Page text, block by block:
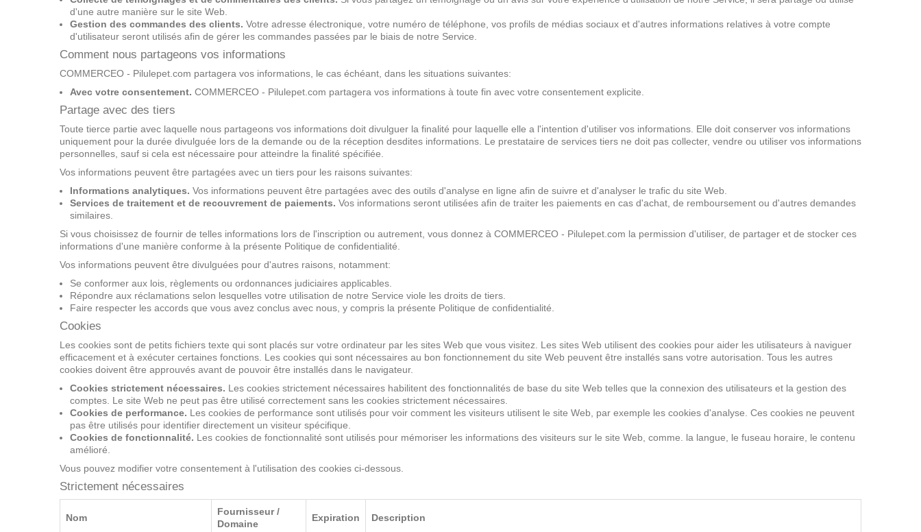
d'une autre manière sur le site Web.
Gestion des commandes des clients. Votre adresse électronique, votre numéro de téléphone, vos profils de médias sociaux et d'autres informations relatives à votre compte
d'utilisateur seront utilisés afin de gérer les commandes passées par le biais de notre Service.
Comment nous partageons vos informations
COMMERCEO - Pilulepet.com partagera vos informations, le cas échéant, dans les situations suivantes:
Avec votre consentement. COMMERCEO - Pilulepet.com partagera vos informations à toute fin avec votre consentement explicite.
Partage avec des tiers
Toute tierce partie avec laquelle nous partageons vos informations doit divulguer la finalité pour laquelle elle a l'intention d'utiliser vos informations. Elle doit conserver vos informations
uniquement pour la durée divulguée lors de la demande ou de la réception desdites informations. Le prestataire de services tiers ne doit pas collecter, vendre ou utiliser vos informations
personnelles, sauf si cela est nécessaire pour atteindre la finalité spécifiée.
Vos informations peuvent être partagées avec un tiers pour les raisons suivantes:
Informations analytiques. Vos informations peuvent être partagées avec des outils d'analyse en ligne afin de suivre et d'analyser le trafic du site Web.
Services de traitement et de recouvrement de paiements. Vos informations seront utilisées afin de traiter les paiements en cas d'achat, de remboursement ou d'autres demandes
similaires.
Si vous choisissez de fournir de telles informations lors de l'inscription ou autrement, vous donnez à COMMERCEO - Pilulepet.com la permission d'utiliser, de partager et de stocker ces
informations d'une manière conforme à la présente Politique de confidentialité.
Vos informations peuvent être divulguées pour d'autres raisons, notamment:
Se conformer aux lois, règlements ou ordonnances judiciaires applicables.
Répondre aux réclamations selon lesquelles votre utilisation de notre Service viole les droits de tiers.
Faire respecter les accords que vous avez conclus avec nous, y compris la présente Politique de confidentialité.
Cookies
Les cookies sont de petits fichiers texte qui sont placés sur votre ordinateur par les sites Web que vous visitez. Les sites Web utilisent des cookies pour aider les utilisateurs à naviguer
efficacement et à exécuter certaines fonctions. Les cookies qui sont nécessaires au bon fonctionnement du site Web peuvent être installés sans votre autorisation. Tous les autres
cookies doivent être approuvés avant de pouvoir être installés dans le navigateur.
Cookies strictement nécessaires. Les cookies strictement nécessaires habilitent des fonctionnalités de base du site Web telles que la connexion des utilisateurs et la gestion des
comptes. Le site Web ne peut pas être utilisé correctement sans les cookies strictement nécessaires.
Cookies de performance. Les cookies de performance sont utilisés pour voir comment les visiteurs utilisent le site Web, par exemple les cookies d'analyse. Ces cookies ne peuvent
pas être utilisés pour identifier directement un visiteur spécifique.
Cookies de fonctionnalité. Les cookies de fonctionnalité sont utilisés pour mémoriser les informations des visiteurs sur le site Web, comme. la langue, le fuseau horaire, le contenu
amélioré.
Vous pouvez modifier votre consentement à l'utilisation des cookies ci-dessous.
Strictement nécessaires
Strictement nécessaires